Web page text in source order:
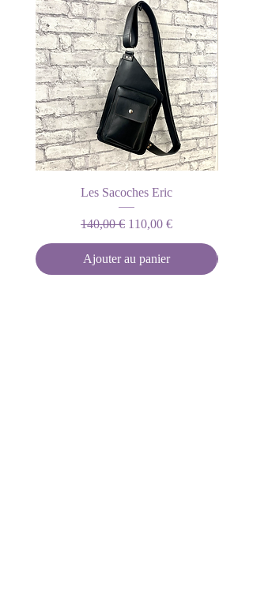
Les Sacoches Eric
Prix original
140,00 € Prix promotionnel
110,00 €
Ajouter au panier